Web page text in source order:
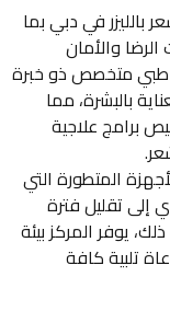
بالليزر في دبي بما
والأمان
طبي متخصص ذو خبرة
بالبشرة، مما
برامج علاجية
المتطورة التي
إلى تقليل فترة
يوفر المركز بيئة
تلبية كافة